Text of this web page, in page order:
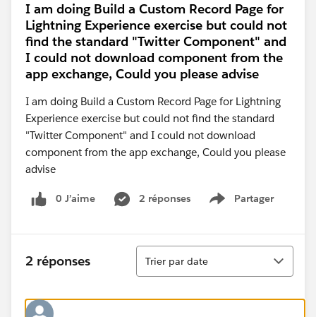
I am doing Build a Custom Record Page for
Lightning Experience exercise but could not
find the standard "Twitter Component" and
I could not download component from the
app exchange, Could you please advise
I am doing Build a Custom Record Page for Lightning
Experience exercise but could not find the standard
"Twitter Component" and I could not download
component from the app exchange, Could you please
advise
0 J’aime 2 réponses Partager
Show menu
2 réponses
Tri
Trier par date